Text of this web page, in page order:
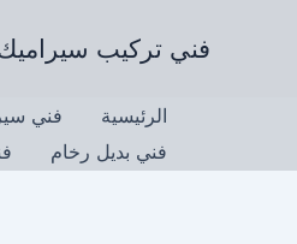
فني تركيب سيراميك الكويت 67613790 & تركيب
الرئيسية فني
فني بديل رخام